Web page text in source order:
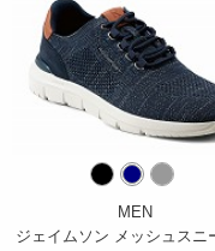
MEN
ジェイムソン メッシュスニ